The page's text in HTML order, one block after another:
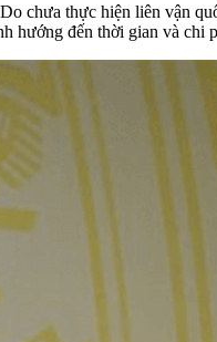
chưa thực hiện liên vận
hướng đến thời gian và chi